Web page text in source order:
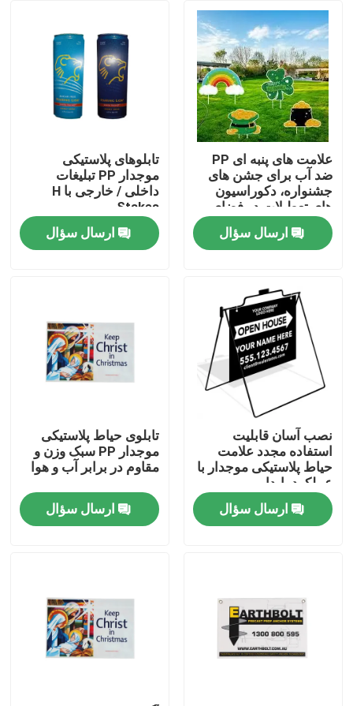
خونه
محصولات
ویدیو
درباره ما
تور کارخانه
کنترل کیفیت
اخبار
علامت های پنبه ای PP
ضد آب برای جشن های
جشنواره، دکوراسیون
های تعطیلات در فضای
باز، نشانه های چمن
پلاستیکی لوله دار چاپی
UV برای رویدادها،
نمایشگاه های فصلی
ارسال سؤال
تابلوهای پلاستیکی
موجدار PP تبلیغات
داخلی / خارجی با H
Stakes
ارسال سؤال
نصب آسان قابلیت
استفاده مجدد علامت
حیاط پلاستیکی موجدار با
عملکرد پایدار
ارسال سؤال
تابلوی حیاط پلاستیکی
موجدار PP سبک وزن و
مقاوم در برابر آب و هوا
ارسال سؤال